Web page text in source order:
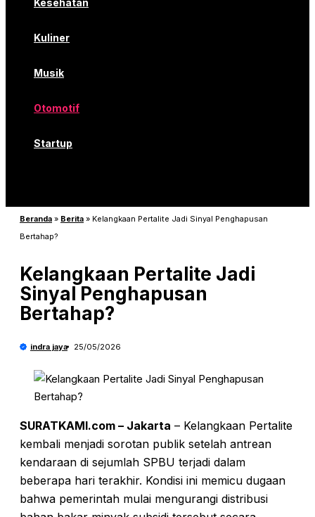
Kesehatan
Kuliner
Musik
Otomotif
Startup
Beranda » Berita » Kelangkaan Pertalite Jadi Sinyal Penghapusan
Bertahap?
Kelangkaan Pertalite Jadi
Sinyal Penghapusan
Bertahap?
indra jaya 25/05/2026
SURATKAMI.com – Jakarta – Kelangkaan Pertalite
kembali menjadi sorotan publik setelah antrean
kendaraan di sejumlah SPBU terjadi dalam
beberapa hari terakhir. Kondisi ini memicu dugaan
bahwa pemerintah mulai mengurangi distribusi